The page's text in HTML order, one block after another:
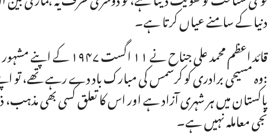
دنیا کے سامنے عیاں کرتا ہے۔
وہ مسیحی برادری کو کرسمس کی مبارک باد دے رہے تھے، تو اپنے پیغام میں واضح کر دیا تھا کہ:
پاکستان میں ہر شہری آزاد ہے اور اس کا تعلق کسی بھی
نجی معاملہ نہیں ہے۔